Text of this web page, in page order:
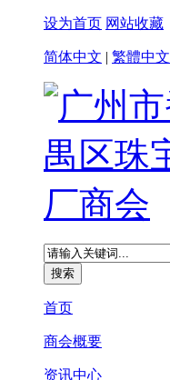
设为首页 网站收藏
简体中文 | 繁體中文
首页
商会概要
资讯中心